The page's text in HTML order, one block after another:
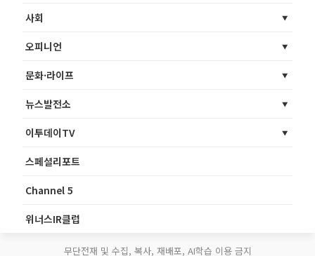
사회
오피니언
문화·라이프
뉴스발전소
이투데이TV
스페셜리포트
Channel 5
위너스IR클럽
무단전재 및 수집, 복사, 재배포, AI학습 이용 금지